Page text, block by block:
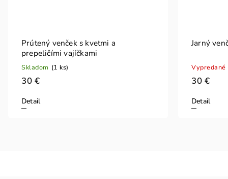
Prútený venček s kvetmi a
prepeličími vajíčkami
Skladom (1 ks)
30 €
Detail
Jarný
Vypredané
30 €
Detail